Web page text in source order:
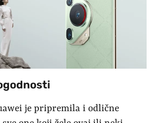
je pripremila i odlične